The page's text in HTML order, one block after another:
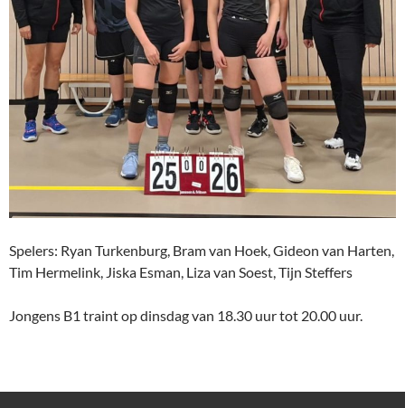
Spelers: Ryan Turkenburg, Bram van Hoek, Gideon van Harten,
Tim Hermelink, Jiska Esman, Liza van Soest, Tijn Steffers
Jongens B1 traint op dinsdag van 18.30 uur tot 20.00 uur.